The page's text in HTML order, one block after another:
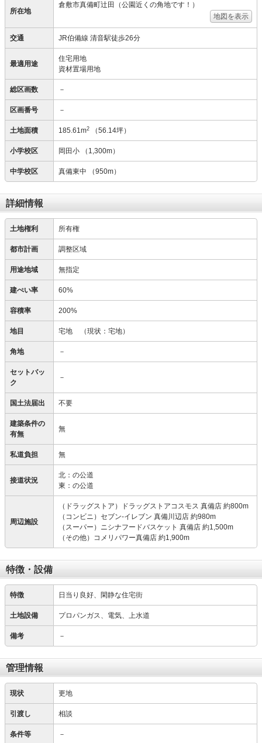
所在地
倉敷市真備町辻田（公園近くの角地です！）
地図を表示
交通 JR伯備線 清音駅徒歩26分
最適用途
住宅用地
資材置場用地
総区画数 －
区画番号 －
土地面積 185.61m2 （56.14坪）
小学校区 岡田小 （1,300m）
中学校区 真備東中 （950m）
詳細情報
土地権利 所有権
都市計画 調整区域
用途地域 無指定
建ぺい率 60%
容積率 200%
地目 宅地 （現状：宅地）
角地 －
セットバッ
ク
－
国土法届出 不要
建築条件の
有無
無
私道負担 無
接道状況
北：の公道
東：の公道
周辺施設
（ドラッグストア）ドラッグストアコスモス 真備店 約800m
（コンビニ）セブン-イレブン 真備川辺店 約980m
（スーパー）ニシナフードバスケット 真備店 約1,500m
（その他）コメリパワー真備店 約1,900m
特徴・設備
特徴 日当り良好、閑静な住宅街
土地設備 プロパンガス、電気、上水道
備考 －
管理情報
現状 更地
引渡し 相談
条件等 －